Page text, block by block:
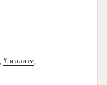
#реализм